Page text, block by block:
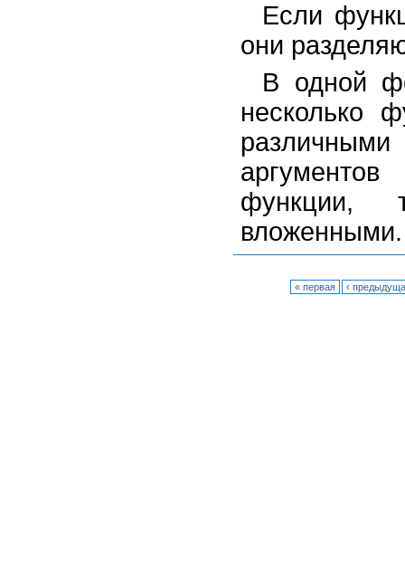
Если
они
В одной
несколько
различными
функции,
вложенными.
« первая ‹